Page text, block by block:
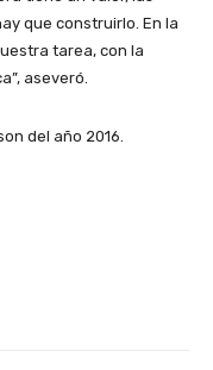
que construirlo. En la
tarea, con la
aseveró.
del año 2016.